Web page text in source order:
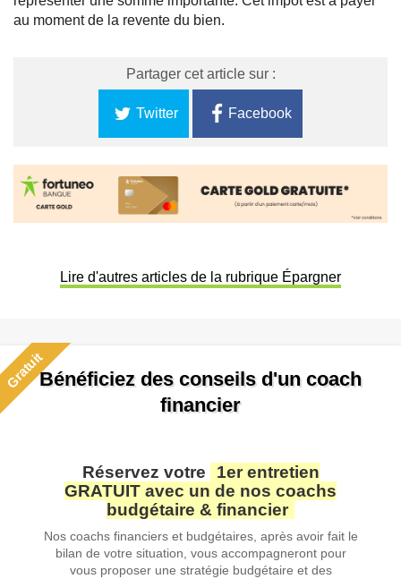
au moment de la revente du bien.
Partager cet article sur :
Twitter Facebook
Lire d'autres articles de la rubrique Épargner
GratuitBénéficiez des conseils d'un coach
financier
Réservez votre
1er entretien
GRATUIT avec un de nos coachs
budgétaire & financier
Nos coachs financiers et budgétaires, après avoir fait le
bilan de votre situation, vous accompagneront pour
vous proposer une stratégie budgétaire et des